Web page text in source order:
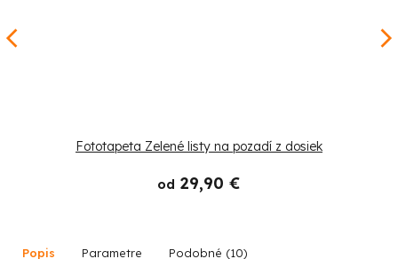
Fototapeta Zelené listy na pozadí z dosiek
od 29,90 €
Popis Parametre Podobné (10)